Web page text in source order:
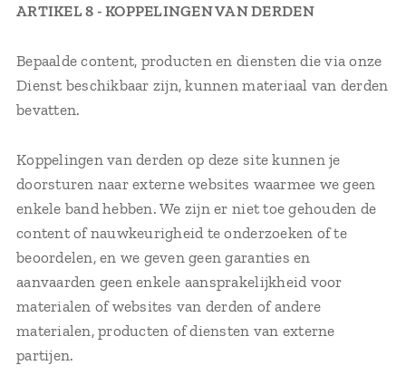
ARTIKEL 8 - KOPPELINGEN VAN DERDEN
Bepaalde content, producten en diensten die via onze
Dienst beschikbaar zijn, kunnen materiaal van derden
bevatten.
Koppelingen van derden op deze site kunnen je
doorsturen naar externe websites waarmee we geen
enkele band hebben. We zijn er niet toe gehouden de
content of nauwkeurigheid te onderzoeken of te
beoordelen, en we geven geen garanties en
aanvaarden geen enkele aansprakelijkheid voor
materialen of websites van derden of andere
materialen, producten of diensten van externe
partijen.